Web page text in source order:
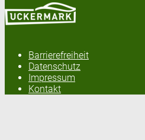
Barrierefreiheit
Datenschutz
Impressum
Kontakt